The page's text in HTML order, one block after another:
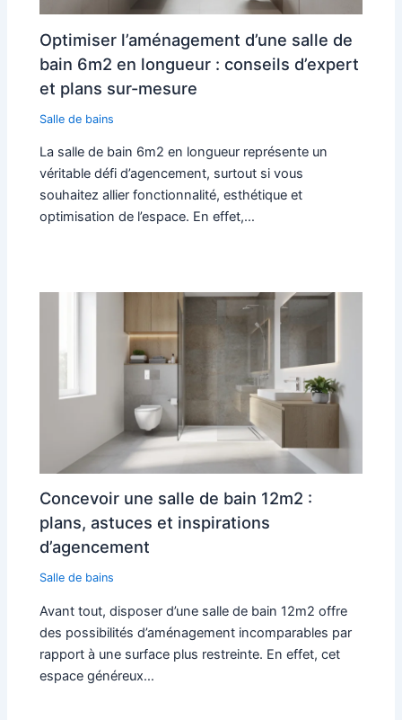
Optimiser l’aménagement d’une salle de
bain 6m2 en longueur : conseils d’expert
et plans sur-mesure
Salle de bains
La salle de bain 6m2 en longueur représente un
véritable défi d’agencement, surtout si vous
souhaitez allier fonctionnalité, esthétique et
optimisation de l’espace. En effet,…
Concevoir une salle de bain 12m2 :
plans, astuces et inspirations
d’agencement
Salle de bains
Avant tout, disposer d’une salle de bain 12m2 offre
des possibilités d’aménagement incomparables par
rapport à une surface plus restreinte. En effet, cet
espace généreux…